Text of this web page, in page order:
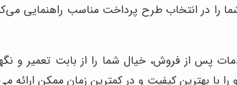
را در انتخاب طرح پرداخت مناسب راهنمایی
پس از فروش، خیال شما را از بابت تعمیر و
با بهترین کیفیت و در کمترین زمان ممکن ارائه